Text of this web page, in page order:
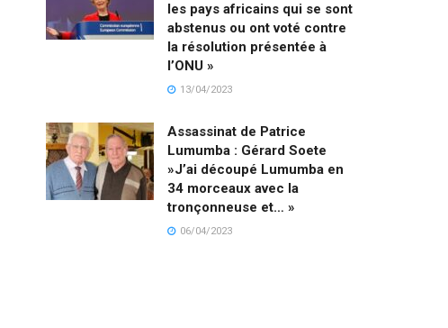
les pays africains qui se sont
abstenus ou ont voté contre
la résolution présentée à
l’ONU »
13/04/2023
Assassinat de Patrice
Lumumba : Gérard Soete
»J’ai découpé Lumumba en
34 morceaux avec la
tronçonneuse et… »
06/04/2023